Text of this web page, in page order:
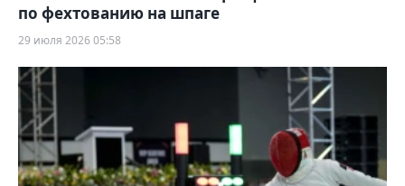
по фехтованию на шпаге
29 июля 2026 05:58